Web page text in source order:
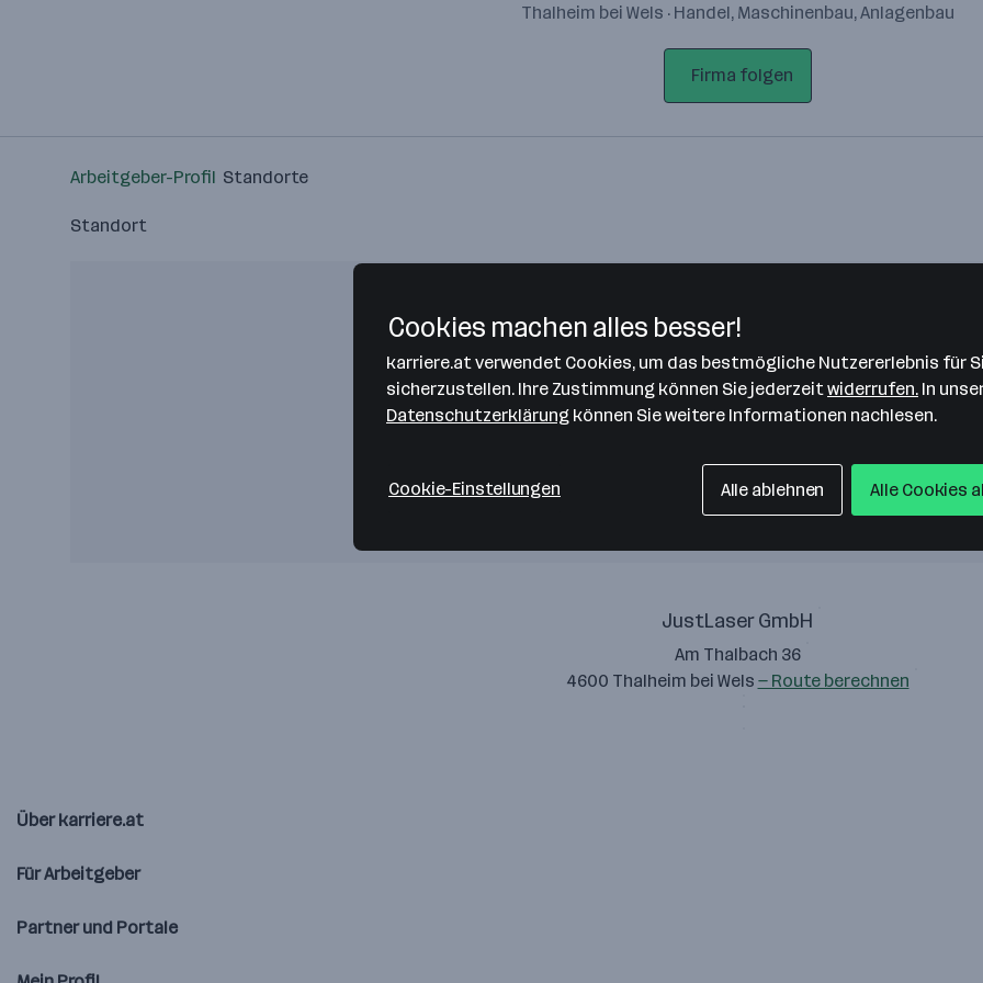
Thalheim bei Wels · Handel, Maschinenbau, Anlagenbau
Firma folgen
Arbeitgeber-Profil Standorte
Standort
Bitte stimme unseren Cookie-
Richtlinien zu, um diese Karte
anzuzeigen.
Zustimmung geben
JustLaser GmbH
Am Thalbach 36
4600 Thalheim bei Wels — Route berechnen
Über karriere.at
Für Arbeitgeber
Partner und Portale
Cookies machen alles besser!
karriere.at verwendet Cookies, um das bestmögliche Nutzererlebnis für
sicherzustellen. Ihre Zustimmung können Sie jederzeit widerrufen. In
Datenschutzerklärung können Sie weitere Informationen nachlesen.
Cookie-Einstellungen Alle ablehnen Alle Cookies